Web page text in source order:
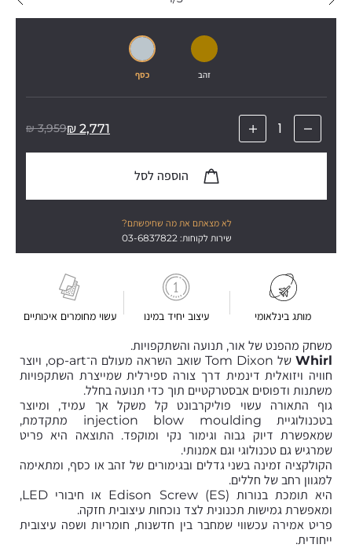
מותג בינלאומי עיצוב יחיד במינו עשוי מחומרים איכותיים
זהב כסף
3,959
₪ 2,771
₪
לא מצאתם את מה שחיפשתם?
שירות לקוחות: 03-6837822
משחק מהפנט של אור, תנועה והשתקפויות.
Whirl
של Tom Dixon שואב השראה מעולם ה־op-art, ויוצר
חוויה ויזואלית דינמית דרך צורה ספירלית שמייצרת השתקפויות
משתנות ודפוסים אבסטרקטיים תוך כדי תנועה בחלל.
גוף התאורה עשוי פוליקרבונט קל משקל אך עמיד, ומיוצר
בטכנולוגיית injection blow moulding מתקדמת,
שמאפשרת דיוק גבוה וגימור נקי ומוקפד. התוצאה היא פריט
שמרגיש גם טכנולוגי וגם אמנותי.
הקולקציה זמינה בשני גדלים ובגימורים של זהב או כסף, ומתאימה
למגוון רחב של חללים.
היא תומכת בנורות Edison Screw (ES) או חיבורי LED,
ומאפשרת גמישות תכנונית לצד נוכחות עיצובית חזקה.
פריט אמירה עכשווי שמחבר בין חדשנות, חומריות ושפה עיצובית
ייחודית.